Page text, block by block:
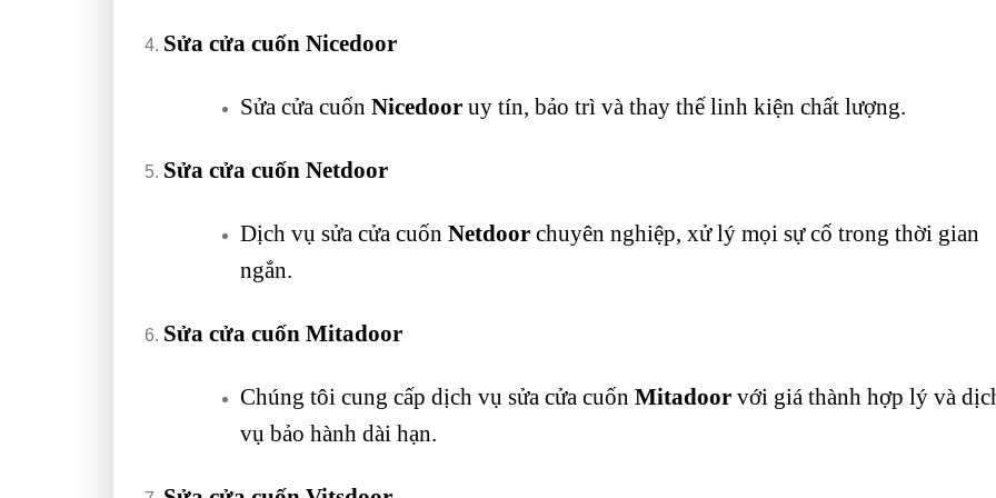
Sửa cửa cuốn Nicedoor
Sửa cửa cuốn Nicedooruy tín, bảo trì và thay thế linh kiện chất lượng.
Sửa cửa cuốn Netdoor
Dịch vụ sửa cửa cuốn Netdoorchuyên nghiệp, xử lý mọi sự cố trong thời gian
ngắn.
Sửa cửa cuốn Mitadoor
Chúng tôi cung cấp dịch vụ sửa cửa cuốn Mitadoorvới giá thành hợp lý và
vụ bảo hành dài hạn.